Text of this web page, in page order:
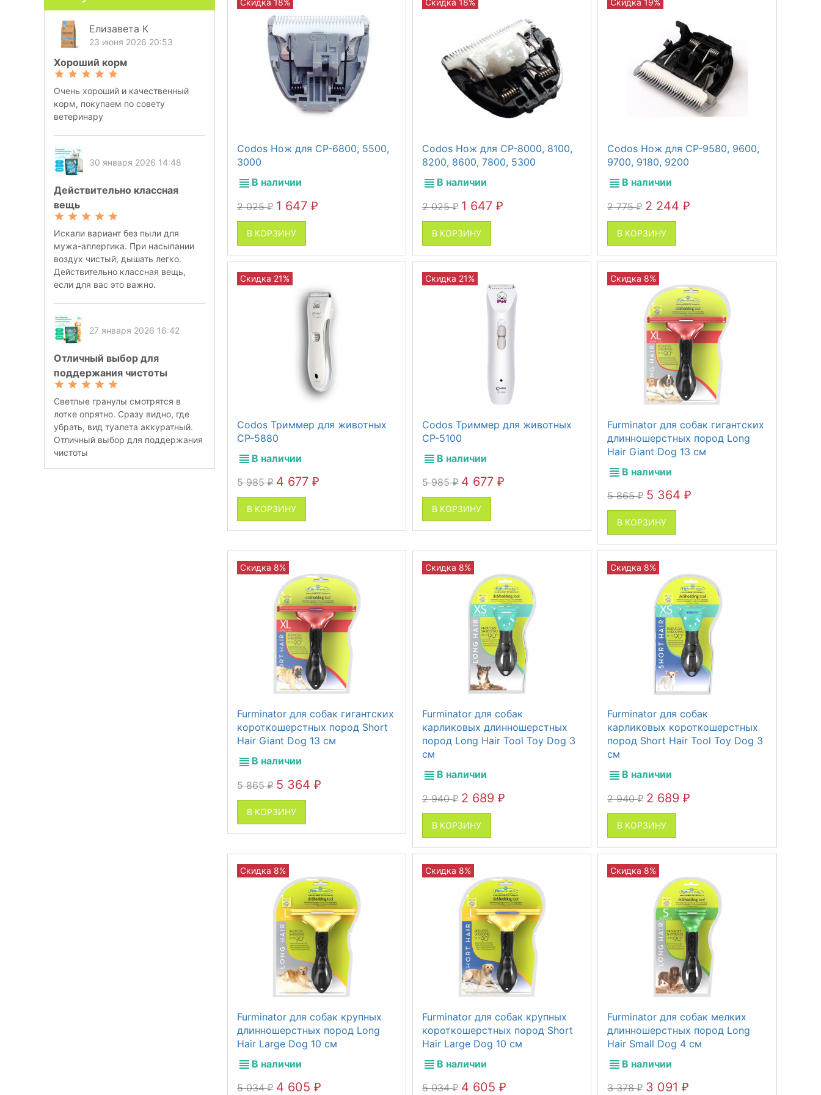
Codos Нож для СР-6800, 5500,
3000
В наличии
2 025₽ 1 647 ₽
В КОРЗИНУ
Скидка 18%
Codos Нож для СР-8000, 8100,
8200, 8600, 7800, 5300
В наличии
2 025₽ 1 647₽
В КОРЗИНУ
Скидка 18%
Codos Нож для СР-9580, 9600,
9700, 9180, 9200
В наличии
2 775₽ 2 244₽
В КОРЗИНУ
Скидка 19%
Codos Триммер для животных
CP-5880
В наличии
5 985₽ 4 677 ₽
В КОРЗИНУ
Скидка 21%
Codos Триммер для животных
СР-5100
В наличии
5 985₽ 4 677₽
В КОРЗИНУ
Скидка 21%
Furminator для собак гигантских
длинношерстных пород Long
Hair Giant Dog 13 см
В наличии
5 865₽ 5 364₽
В КОРЗИНУ
Скидка 8%
Furminator для собак гигантских
короткошерстных пород Short
Hair Giant Dog 13 см
В наличии
5 865₽ 5 364 ₽
В КОРЗИНУ
Скидка 8%
Furminator для собак
карликовых длинношерстных
пород Long Hair Tool Toy Dog 3
см
В наличии
2 940₽ 2 689₽
В КОРЗИНУ
Скидка 8%
Furminator для собак
карликовых короткошерстных
пород Short Hair Tool Toy Dog 3
см
В наличии
2 940₽ 2 689₽
В КОРЗИНУ
Скидка 8%
Furminator для собак крупных
длинношерстных пород Long
Hair Large Dog 10 см
В наличии
5 034₽ 4 605 ₽
Скидка 8%
Furminator для собак крупных
короткошерстных пород Short
Hair Large Dog 10 см
В наличии
5 034₽ 4 605₽
Скидка 8%
Furminator для собак мелких
длинношерстных пород Long
Hair Small Dog 4 см
В наличии
3 378₽ 3 091₽
Скидка 8%
Елизавета К
23 июня 2026 20:53
Хороший корм
Очень хороший и качественный
корм, покупаем по совету
ветеринару
30 января 2026 14:48
Действительно классная
вещь
Искали вариант без пыли для
мужа-аллергика. При насыпании
воздух чистый, дышать легко.
Действительно классная вещь,
если для вас это важно.
27 января 2026 16:42
Отличный выбор для
поддержания чистоты
Светлые гранулы смотрятся в
лотке опрятно. Сразу видно, где
убрать, вид туалета аккуратный.
Отличный выбор для поддержания
чистоты